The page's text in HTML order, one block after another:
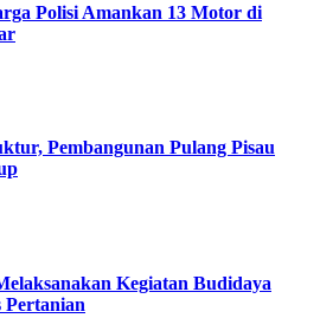
Polisi Amankan 13 Motor di
Pembangunan Pulang Pisau
Kegiatan Budidaya
Pertanian